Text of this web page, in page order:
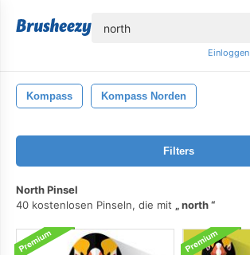
Einloggen
Kompass Kompass Norden
Filters
North Pinsel
40 kostenlosen Pinseln, die mit
north